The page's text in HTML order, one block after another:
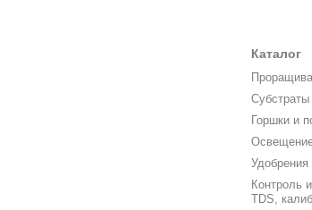
Каталог
Субстраты
Горшки и
Удобрения
Контроль
TDS,